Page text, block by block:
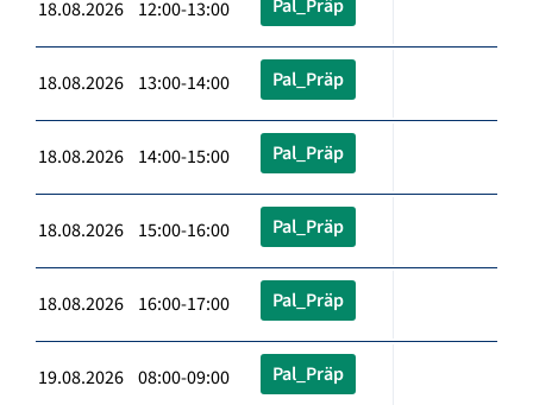
18.08.2026 12:00-13:00 Pal_Präp
18.08.2026 13:00-14:00 Pal_Präp
18.08.2026 14:00-15:00 Pal_Präp
18.08.2026 15:00-16:00 Pal_Präp
18.08.2026 16:00-17:00 Pal_Präp
19.08.2026 08:00-09:00 Pal_Präp